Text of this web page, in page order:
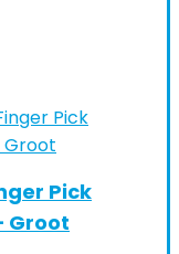
Pick
Groot